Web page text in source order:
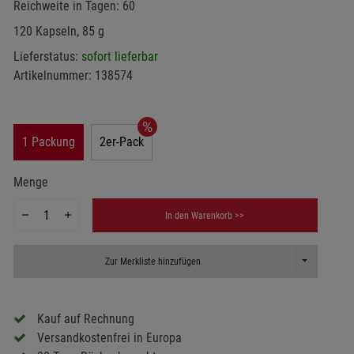
Reichweite in Tagen: 60
120 Kapseln, 85 g
Lieferstatus: sofort lieferbar
Artikelnummer: 138574
1 Packung 2er-Pack
Menge
In den Warenkorb >>
Zur Merkliste hinzufügen Toggle
Kauf auf Rechnung
Versandkostenfrei in Europa